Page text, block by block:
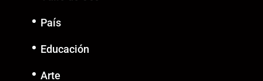
País
Educación
Arte